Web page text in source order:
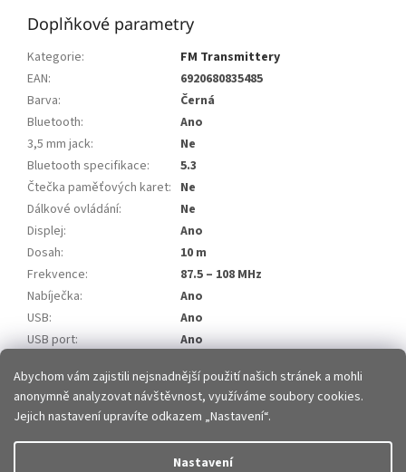
Abychom vám zajistili nejsnadnější použití našich stránek a mohli
anonymně analyzovat návštěvnost, využíváme soubory cookies.
Jejich nastavení upravíte odkazem „Nastavení“.
Nastavení
Doplňkové parametry
Kategorie:
FM Transmittery
EAN:
6920680835485
Barva:
Černá
Bluetooth:
Ano
3,5 mm jack:
Ne
Bluetooth specifikace:
5.3
Čtečka paměťových karet: Ne
Dálkové ovládání:
Ne
Displej:
Ano
Dosah:
10 m
Frekvence:
87.5 – 108 MHz
Nabíječka:
Ano
USB:
Ano
USB port:
Ano